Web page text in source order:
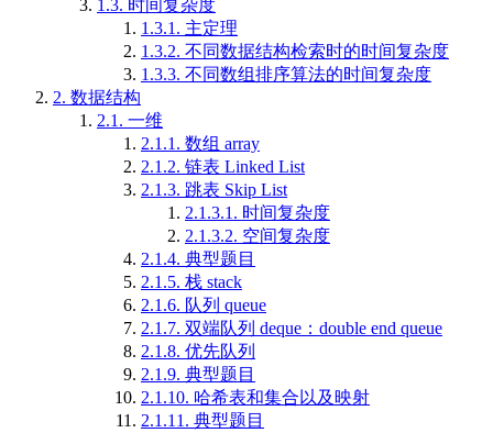
1.3. 时间复杂度
1.3.1. 主定理
1.3.2. 不同数据结构检索时的时间复杂度
1.3.3. 不同数组排序算法的时间复杂度
2. 数据结构
2.1. 一维
2.1.1. 数组 array
2.1.2. 链表 Linked List
2.1.3. 跳表 Skip List
2.1.3.1. 时间复杂度
2.1.3.2. 空间复杂度
2.1.4. 典型题目
2.1.5. 栈 stack
2.1.6. 队列 queue
2.1.7. 双端队列 deque：double end queue
2.1.8. 优先队列
2.1.9. 典型题目
2.1.10. 哈希表和集合以及映射
2.1.11. 典型题目